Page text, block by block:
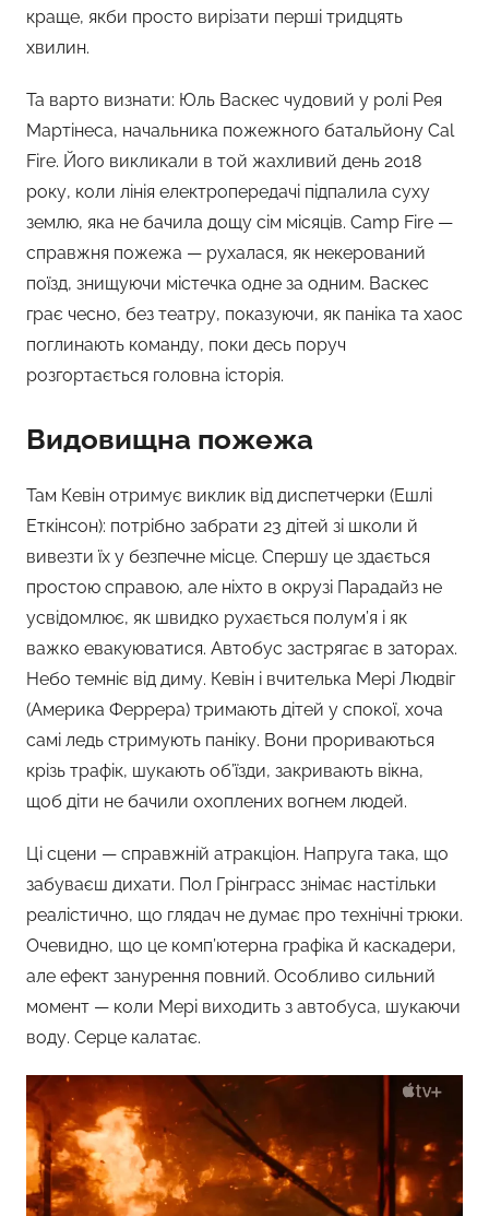
краще, якби просто вирізати перші тридцять
хвилин.
Та варто визнати: Юль Васкес чудовий у ролі Рея
Мартінеса, начальника пожежного батальйону Cal
Fire. Його викликали в той жахливий день 2018
року, коли лінія електропередачі підпалила суху
землю, яка не бачила дощу сім місяців. Camp Fire —
справжня пожежа — рухалася, як некерований
поїзд, знищуючи містечка одне за одним. Васкес
грає чесно, без театру, показуючи, як паніка та хаос
поглинають команду, поки десь поруч
розгортається головна історія.
Видовищна пожежа
Там Кевін отримує виклик від диспетчерки (Ешлі
Еткінсон): потрібно забрати 23 дітей зі школи й
вивезти їх у безпечне місце. Спершу це здається
простою справою, але ніхто в окрузі Парадайз не
усвідомлює, як швидко рухається полум’я і як
важко евакуюватися. Автобус застрягає в заторах.
Небо темніє від диму. Кевін і вчителька Мері Людвіг
(Америка Феррера) тримають дітей у спокої, хоча
самі ледь стримують паніку. Вони прориваються
крізь трафік, шукають об’їзди, закривають вікна,
щоб діти не бачили охоплених вогнем людей.
Ці сцени — справжній атракціон. Напруга така, що
забуваєш дихати. Пол Грінграсс знімає настільки
реалістично, що глядач не думає про технічні трюки.
Очевидно, що це комп’ютерна графіка й каскадери,
але ефект занурення повний. Особливо сильний
момент — коли Мері виходить з автобуса, шукаючи
воду. Серце калатає.